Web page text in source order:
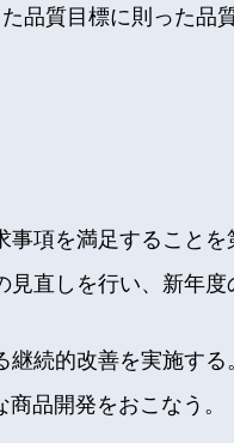
品質目標に則った品
項を満足することを
直しを行い、新年
続的改善を実施する
品開発をおこなう。